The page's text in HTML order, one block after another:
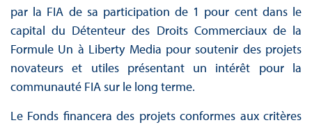
par la FIA de sa participation de 1 pour cent dans le
capital du Détenteur des Droits Commerciaux de la
Formule Un à Liberty Media pour soutenir des projets
novateurs et utiles présentant un intérêt pour la
communauté FIA sur le long terme.
Le Fonds financera des projets conformes aux critères